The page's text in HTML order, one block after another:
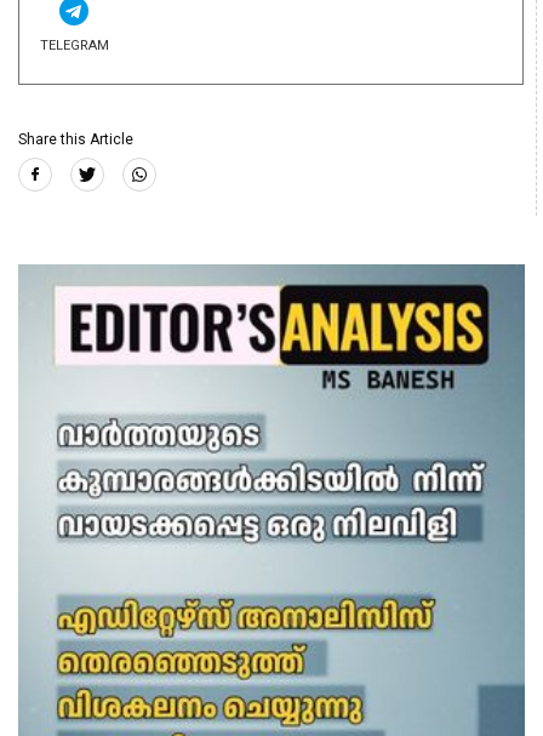
TELEGRAM
Share this Article